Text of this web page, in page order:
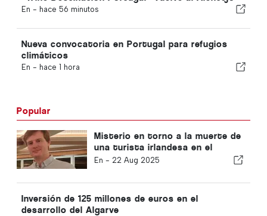
En - hace 56 minutos
Nueva convocatoria en Portugal para refugios
climáticos
En - hace 1 hora
Popular
Misterio en torno a la muerte de
una turista irlandesa en el
Algarve
En - 22 Aug 2025
Inversión de 125 millones de euros en el
desarrollo del Algarve